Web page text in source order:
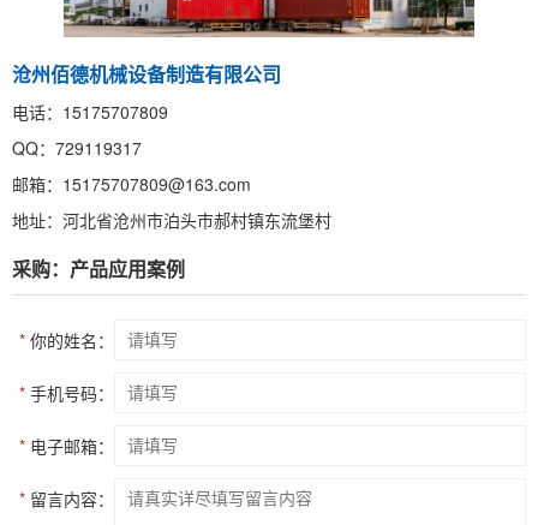
沧州佰德机械设备制造有限公司
电话：15175707809
QQ：729119317
邮箱：15175707809@163.com
地址：河北省沧州市泊头市郝村镇东流堡村
采购：产品应用案例
* 你的姓名：
* 手机号码：
* 电子邮箱：
* 留言内容：